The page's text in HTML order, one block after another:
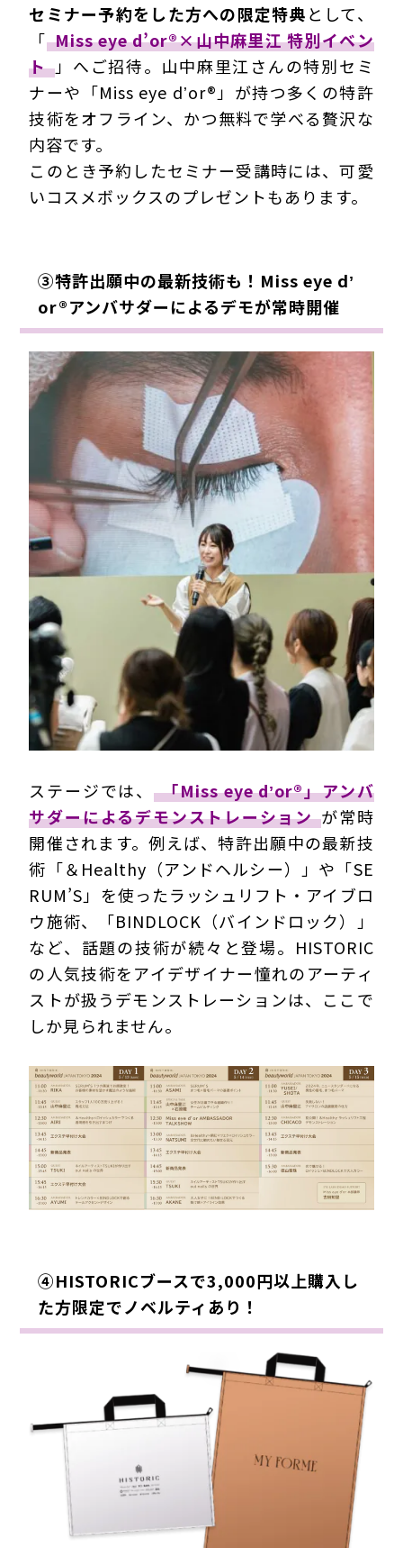
セミナー予約をした方への限定特典として、
「 Miss eye d’or®×山中麻里江 特別イベン
ト 」へご招待。山中麻里江さんの特別セミ
ナーや「Miss eye dʼor®」が持つ多くの特許
技術をオフライン、かつ無料で学べる贅沢な
内容です。
このとき予約したセミナー受講時には、可愛
いコスメボックスのプレゼントもあります。
③特許出願中の最新技術も！Miss eye dʼ
or®アンバサダーによるデモが常時開催
ステージでは、 「Miss eye dʼor®」アンバ
サダーによるデモンストレーション が常時
開催されます。例えば、特許出願中の最新技
術「＆Healthy（アンドヘルシー）」や「SE
RUM’S」を使ったラッシュリフト・アイブロ
ウ施術、「BINDLOCK（バインドロック）」
など、話題の技術が続々と登場。HISTORIC
の人気技術をアイデザイナー憧れのアーティ
ストが扱うデモンストレーションは、ここで
しか見られません。
④HISTORICブースで3,000円以上購入し
た方限定でノベルティあり！